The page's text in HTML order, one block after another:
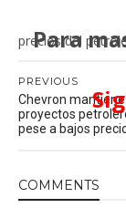
Para
precios del
PREVIOUS
Chevron
proyectos
pese a bajos
COMMENTS